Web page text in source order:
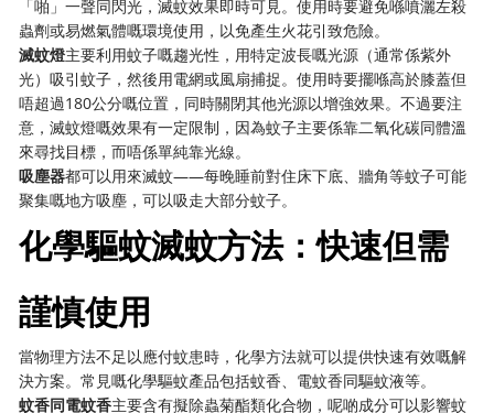
「啪」一聲同閃光，滅蚊效果即時可見。使用時要避免喺噴灑左殺
蟲劑或易燃氣體嘅環境使用，以免產生火花引致危險。
滅蚊燈主要利用蚊子嘅趨光性，用特定波長嘅光源（通常係紫外
光）吸引蚊子，然後用電網或風扇捕捉。使用時要擺喺高於膝蓋但
唔超過180公分嘅位置，同時關閉其他光源以增強效果。不過要注
意，滅蚊燈嘅效果有一定限制，因為蚊子主要係靠二氧化碳同體溫
來尋找目標，而唔係單純靠光線。
吸塵器都可以用來滅蚊——每晚睡前對住床下底、牆角等蚊子可能
聚集嘅地方吸塵，可以吸走大部分蚊子。
化學驅蚊滅蚊方法：快速但需
謹慎使用
當物理方法不足以應付蚊患時，化學方法就可以提供快速有效嘅解
決方案。常見嘅化學驅蚊產品包括蚊香、電蚊香同驅蚊液等。
蚊香同電蚊香主要含有擬除蟲菊酯類化合物，呢啲成分可以影響蚊